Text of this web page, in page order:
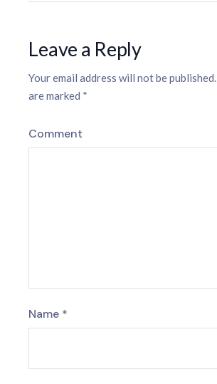
Leave a Reply
Your email address will not be published.
are marked *
Comment
Name *